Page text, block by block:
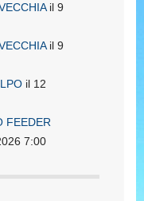
il 9
il 9
il 12
FEEDER
7:00